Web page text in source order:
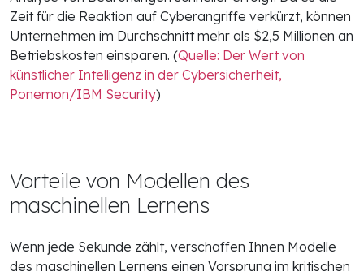
Zeit für die Reaktion auf Cyberangriffe verkürzt, können
Unternehmen im Durchschnitt mehr als $2,5 Millionen an
Betriebskosten einsparen. (Quelle: Der Wert von
künstlicher Intelligenz in der Cybersicherheit,
Ponemon/IBM Security)
Vorteile von Modellen des
maschinellen Lernens
Wenn jede Sekunde zählt, verschaffen Ihnen Modelle
des maschinellen Lernens einen Vorsprung im kritischen